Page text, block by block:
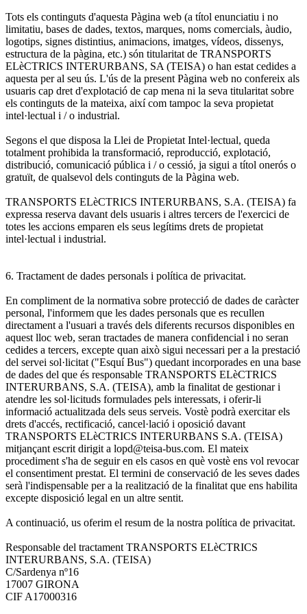
Tots els continguts d'aquesta Pàgina web (a títol enunciatiu i no
limitatiu, bases de dades, textos, marques, noms comercials, àudio,
logotips, signes distintius, animacions, imatges, vídeos, dissenys,
estructura de la pàgina, etc.) són titularitat de TRANSPORTS
ELèCTRICS INTERURBANS, SA (TEISA) o han estat cedides a
aquesta per al seu ús. L'ús de la present Pàgina web no confereix als
usuaris cap dret d'explotació de cap mena ni la seva titularitat sobre
els continguts de la mateixa, així com tampoc la seva propietat
intel·lectual i / o industrial.
Segons el que disposa la Llei de Propietat Intel·lectual, queda
totalment prohibida la transformació, reproducció, explotació,
distribució, comunicació pública i / o cessió, ja sigui a títol onerós o
gratuït, de qualsevol dels continguts de la Pàgina web.
TRANSPORTS ELèCTRICS INTERURBANS, S.A. (TEISA) fa
expressa reserva davant dels usuaris i altres tercers de l'exercici de
totes les accions emparen els seus legítims drets de propietat
intel·lectual i industrial.
6. Tractament de dades personals i política de privacitat.
En compliment de la normativa sobre protecció de dades de caràcter
personal, l'informem que les dades personals que es recullen
directament a l'usuari a través dels diferents recursos disponibles en
aquest lloc web, seran tractades de manera confidencial i no seran
cedides a tercers, excepte quan això sigui necessari per a la prestació
del servei sol·licitat ("Esquí Bus") quedant incorporades en una base
de dades del que és responsable TRANSPORTS ELèCTRICS
INTERURBANS, S.A. (TEISA), amb la finalitat de gestionar i
atendre les sol·licituds formulades pels interessats, i oferir-li
informació actualitzada dels seus serveis. Vostè podrà exercitar els
drets d'accés, rectificació, cancel·lació i oposició davant
TRANSPORTS ELèCTRICS INTERURBANS S.A. (TEISA)
mitjançant escrit dirigit a lopd@teisa-bus.com. El mateix
procediment s'ha de seguir en els casos en què vostè ens vol revocar
el consentiment prestat. El termini de conservació de les seves dades
serà l'indispensable per a la realització de la finalitat que ens habilita
excepte disposició legal en un altre sentit.
A continuació, us oferim el resum de la nostra política de privacitat.
Responsable del tractament TRANSPORTS ELèCTRICS
INTERURBANS, S.A. (TEISA)
C/Sardenya nº16
17007 GIRONA
CIF A17000316